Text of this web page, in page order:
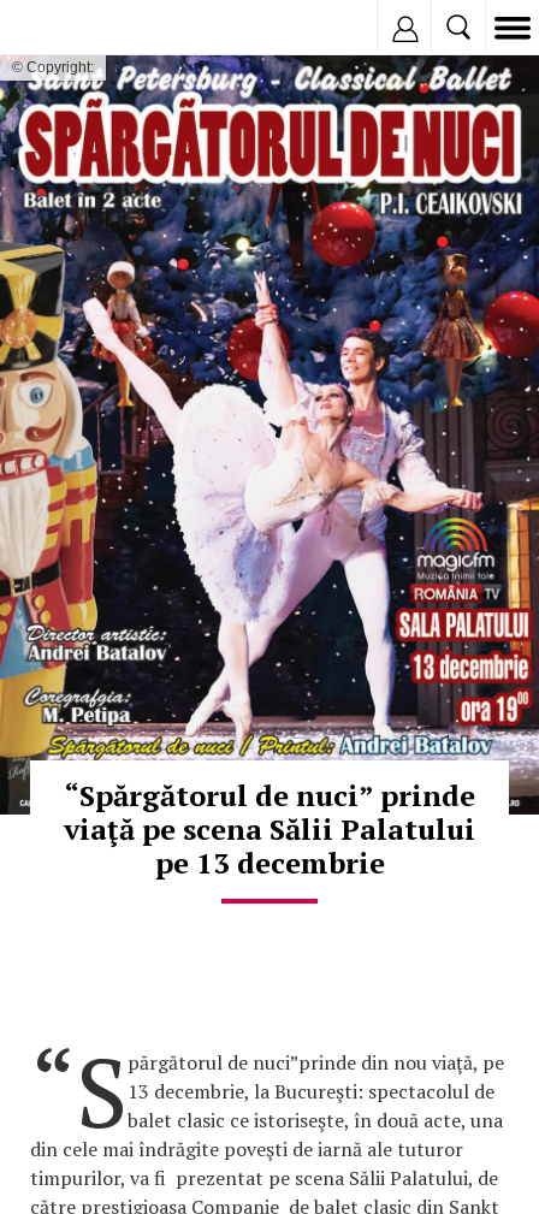
© Copyright:
“Spărgătorul de nuci” prinde
viaţă pe scena Sălii Palatului
pe 13 decembrie
“S părgătorul de nuci”prinde din nou viaţă, pe
13 decembrie, la Bucureşti: spectacolul de
balet clasic ce istoriseşte, în două acte, una
din cele mai îndrăgite poveşti de iarnă ale tuturor
timpurilor, va fi prezentat pe scena Sălii Palatului, de
către prestigioasa Companie de balet clasic din Sankt